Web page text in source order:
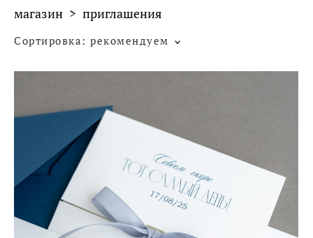
магазин > приглашения
Сортировка: рекомендуем